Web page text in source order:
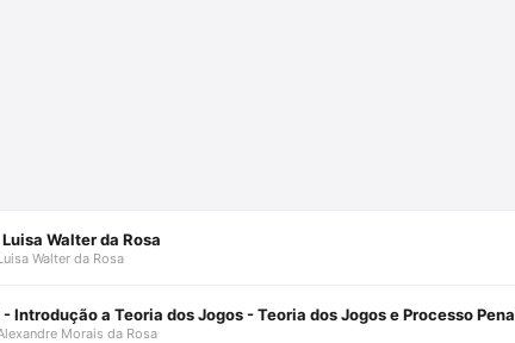
Walter da Rosa
Walter da Rosa
- Introdução a Teoria dos Jogos - Teoria dos Jogos e Processo
Morais da Rosa